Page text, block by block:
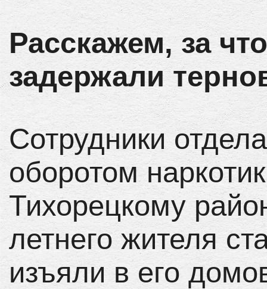
Расскажем, за
задержали
Сотрудники
оборотом
Тихорецкому
летнего жителя
изъяли в его